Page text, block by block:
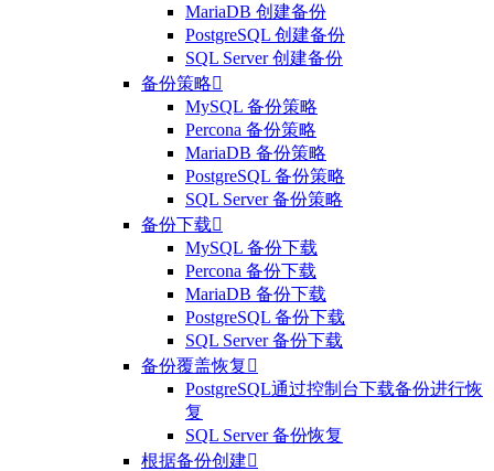
MariaDB 创建备份
PostgreSQL 创建备份
SQL Server 创建备份
备份策略
MySQL 备份策略
Percona 备份策略
MariaDB 备份策略
PostgreSQL 备份策略
SQL Server 备份策略
备份下载
MySQL 备份下载
Percona 备份下载
MariaDB 备份下载
PostgreSQL 备份下载
SQL Server 备份下载
备份覆盖恢复 
PostgreSQL通过控制台下载备份进行恢
复
SQL Server 备份恢复
根据备份创建